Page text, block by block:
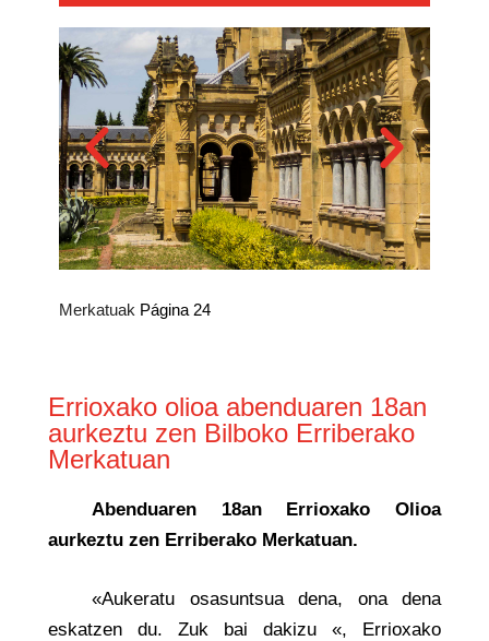
Merkatuak Página 24
Errioxako olioa abenduaren 18an
aurkeztu zen Bilboko Erriberako
Merkatuan
Abenduaren 18an Errioxako Olioa
aurkeztu zen Erriberako Merkatuan.
«Aukeratu osasuntsua dena, ona dena
eskatzen du. Zuk bai dakizu «, Errioxako